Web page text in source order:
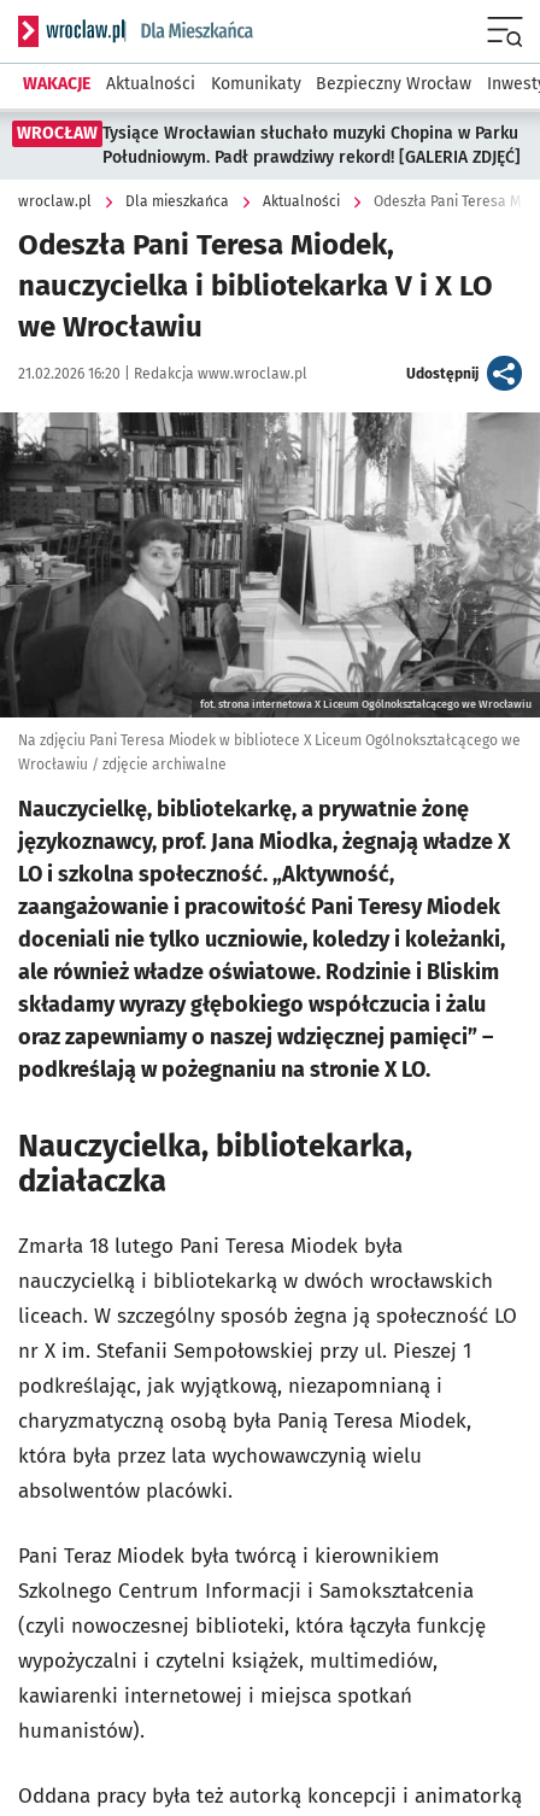
Serwis informacyjny wroclaw.pl podserwis: Dla mieszkańca
WAKACJE Aktualności Komunikaty Bezpieczny Wrocław
WROCŁAW Tysiące Wrocławian słuchało muzyki Chopina w Parku
Południowym. Padł prawdziwy rekord! [GALERIA ZDJĘĆ]
wroclaw.pl Dla mieszkańca Aktualności Odeszła Pani Teresa
Odeszła Pani Teresa Miodek,
nauczycielka i bibliotekarka V i X LO
we Wrocławiu
Data publikacji:
21.02.2026 16:20 | Autor:
Redakcja www.wroclaw.pl Udostępnijartykuł
Kliknij, aby powiększyć
fot. strona internetowa X Liceum Ogólnokształcącego we Wrocławiu
Na zdjęciu Pani Teresa Miodek w bibliotece X Liceum Ogólnokształcącego we
Wrocławiu / zdjęcie archiwalne
Nauczycielkę, bibliotekarkę, a prywatnie żonę
językoznawcy, prof. Jana Miodka, żegnają władze X
LO i szkolna społeczność. „Aktywność,
zaangażowanie i pracowitość Pani Teresy Miodek
doceniali nie tylko uczniowie, koledzy i koleżanki,
ale również władze oświatowe. Rodzinie i Bliskim
składamy wyrazy głębokiego współczucia i żalu
oraz zapewniamy o naszej wdzięcznej pamięci” –
podkreślają w pożegnaniu na stronie X LO.
Nauczycielka, bibliotekarka,
działaczka
Zmarła 18 lutego Pani Teresa Miodek była
nauczycielką i bibliotekarką w dwóch wrocławskich
liceach. W szczególny sposób żegna ją społeczność LO
nr X im. Stefanii Sempołowskiej przy ul. Pieszej 1
podkreślając, jak wyjątkową, niezapomnianą i
charyzmatyczną osobą była Panią Teresa Miodek,
która była przez lata wychowawczynią wielu
absolwentów placówki.
Pani Teraz Miodek była twórcą i kierownikiem
Szkolnego Centrum Informacji i Samokształcenia
(czyli nowoczesnej biblioteki, która łączyła funkcję
wypożyczalni i czytelni książek, multimediów,
kawiarenki internetowej i miejsca spotkań
humanistów).
Oddana pracy była też autorką koncepcji i animatorką